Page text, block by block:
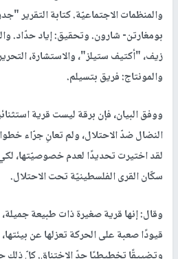
والمنظمات الاجتماعيّة. كتابة التقرير
بومغارتن- شارون. وتحقيق: إياد حدّاد.
زيف، "أكتيف ستيلز"، والاستشارة،
والمونتاج: فريق بتسيلم.
ووفق البيان، فإن برقة ليست قرية
النضال ضدّ الاحتلال، ولم تعانِ جرّاء
لقد اختيرت تحديدًا لعدم خصوصيّتها،
سكّان القرى الفلسطينيّة تحت الاحتلال.
وقال: إنها قرية صغيرة ذات طبيعة
قيودًا صعبة على الحركة تعزلها عن بيئتها،